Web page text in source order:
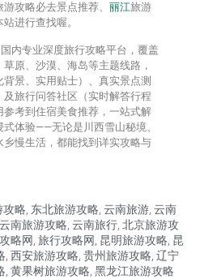
游攻略必去景点推荐、 丽江旅游
进行查找喔。
内专业深度旅行攻略平台，覆盖
原、沙漠、海岛等主题线路，
景、实用贴士）、‌真实景点测
旅行问答社区‌（实时解答行程
考到住宿美食推荐，一站式解
体验——无论是川西雪山秘境、
慢生活，都能找到详实攻略与
攻略, 东北旅游攻略, 云南旅游, 云南
云南旅游攻略, 云南旅行, 北京旅游攻
略网, 旅行攻略网, 昆明旅游攻略, 昆
, 西安旅游攻略, 贵州旅游攻略, 辽宁
, 黄果树旅游攻略, 黑龙江旅游攻略